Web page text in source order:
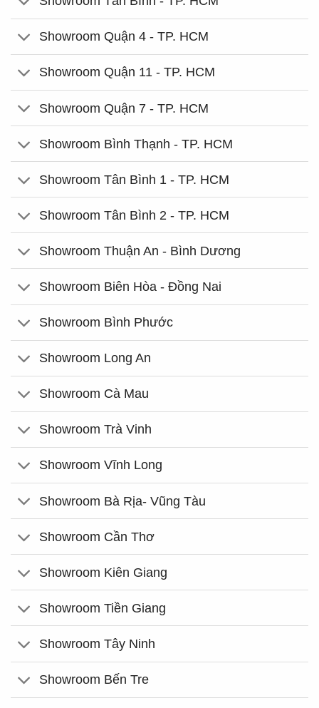
Showroom Quận 4 - TP. HCM
Showroom Quận 11 - TP. HCM
Showroom Quận 7 - TP. HCM
Showroom Bình Thạnh - TP. HCM
Showroom Tân Bình 1 - TP. HCM
Showroom Tân Bình 2 - TP. HCM
Showroom Thuận An - Bình Dương
Showroom Biên Hòa - Đồng Nai
Showroom Bình Phước
Showroom Long An
Showroom Cà Mau
Showroom Trà Vinh
Showroom Vĩnh Long
Showroom Bà Rịa- Vũng Tàu
Showroom Cần Thơ
Showroom Kiên Giang
Showroom Tiền Giang
Showroom Tây Ninh
Showroom Bến Tre